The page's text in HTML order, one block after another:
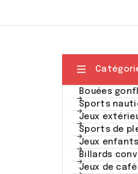

Bouées
Sports
Jeux
Sports de
Jeux enfants
Billards
Jeux de café